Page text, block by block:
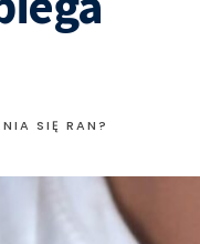
SIĘ RAN?